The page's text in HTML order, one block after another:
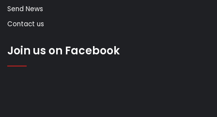
Send News
Contact us
Join us on Facebook